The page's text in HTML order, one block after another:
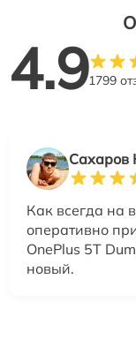
4.91799
Сахаров
Как всегда на
оперативно
OnePlus 5T
новый.